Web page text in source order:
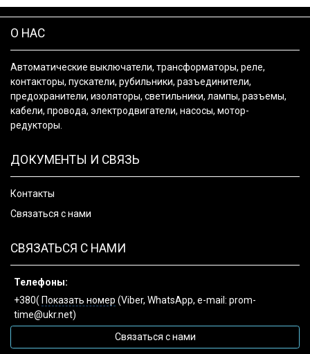
О НАС
Автоматические выключатели, трансформаторы, реле,
контакторы, пускатели, рубильники, разъединители,
предохранители, изоляторы, светильники, лампы, разъемы,
кабели, провода, электродвигатели, насосы, мотор-
редукторы.
ДОКУМЕНТЫ И СВЯЗЬ
Контакты
Связаться с нами
СВЯЗАТЬСЯ С НАМИ
Телефоны:
+380( Показать номер (Viber, WhatsApp, e-mail: prom-
time@ukr.net)
Связаться с нами